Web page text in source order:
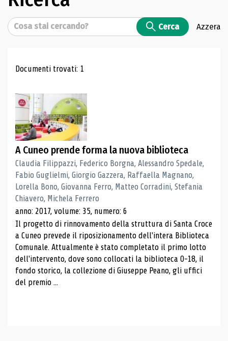
Cerca Cerca Azzera
Risultati di ricerca
Documenti trovati: 1
A Cuneo prende forma la nuova biblioteca
Claudia Filippazzi, Federico Borgna, Alessandro Spedale,
Fabio Guglielmi, Giorgio Gazzera, Raffaella Magnano,
Lorella Bono, Giovanna Ferro, Matteo Corradini, Stefania
Chiavero, Michela Ferrero
anno: 2017, volume: 35, numero: 6
Il progetto di rinnovamento della struttura di Santa Croce
a Cuneo prevede il riposizionamento dell'intera Biblioteca
Comunale. Attualmente è stato completato il primo lotto
dell'intervento, dove sono collocati la biblioteca 0-18, il
fondo storico, la collezione di Giuseppe Peano, gli uffici
del premio ...